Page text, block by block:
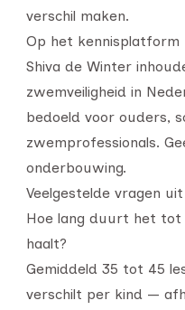
verschil maken.
Op het kennisplatform
Shiva de Winter
zwemveiligheid in
bedoeld voor ouders,
zwemprofessionals.
onderbouwing.
Veelgestelde vragen
Hoe lang duurt het tot
haalt?
Gemiddeld 35 tot 45
verschilt per kind —